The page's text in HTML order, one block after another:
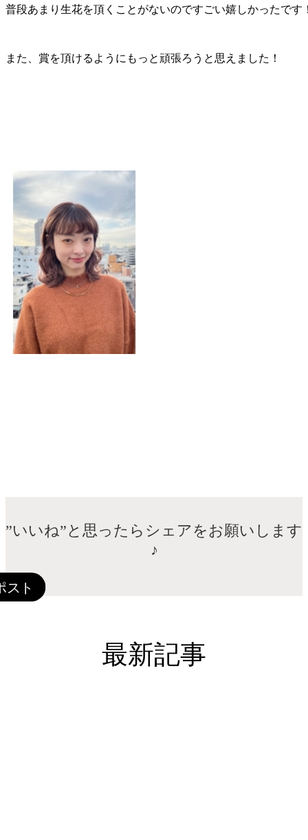
普段あまり生花を頂くことがないのですごい嬉しかったです
また、賞を頂けるようにもっと頑張ろうと思えました！
”いいね”と思ったらシェアをお願いします
♪
最新記事